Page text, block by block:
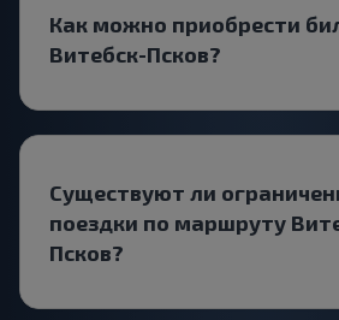
Как можно приобрести
Витебск-Псков?
Существуют ли
поездки по маршруту
Псков?